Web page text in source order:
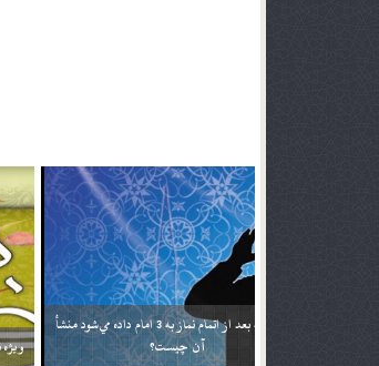
اگر تأثير ترجمه قرآن براي من بيشتر باشد آيا مي توانم
فقط ترجمه آن را بخوانم؟ آيا اشكالي ندارد؟